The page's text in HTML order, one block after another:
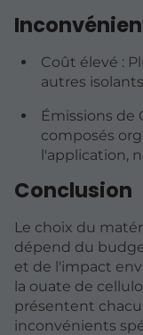
Coût élevé :
autres
Émissions de
composés
l'application,
Conclusion
Le choix du
dépend du
et de l'impact
la ouate de
présentent
inconvénients